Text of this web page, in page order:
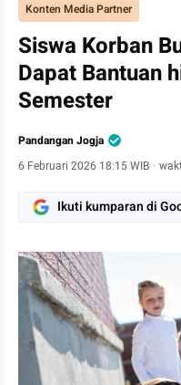
Konten Media Partner
Siswa Korban
Dapat Bantuan
Semester
Pandangan Jogja
6 Februari 2026 18:15 WIB ·
Ikuti kumparan di